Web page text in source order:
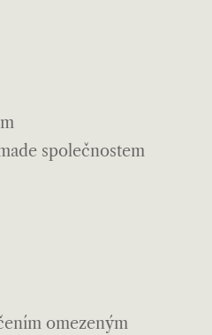
společnostem
omezeným